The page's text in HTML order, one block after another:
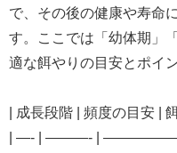
で、その後の健康や寿命
す。ここでは「幼体期」
適な餌やりの目安とポイ
| 成長段階 | 頻度の目安 |
| —- | ———- |